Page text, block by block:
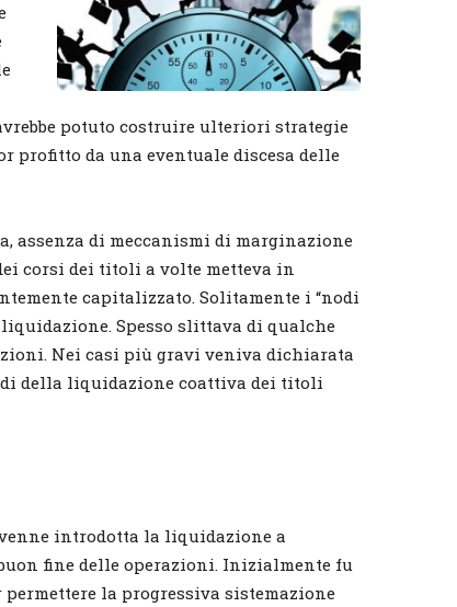
potuto costruire ulteriori strategie
profitto da una eventuale discesa delle
assenza di meccanismi di marginazione
corsi dei titoli a volte metteva in
capitalizzato. Solitamente i “nodi
Spesso slittava di qualche
Nei casi più gravi veniva dichiarata
della liquidazione coattiva dei titoli
introdotta la liquidazione a
fine delle operazioni. Inizialmente fu
la progressiva sistemazione